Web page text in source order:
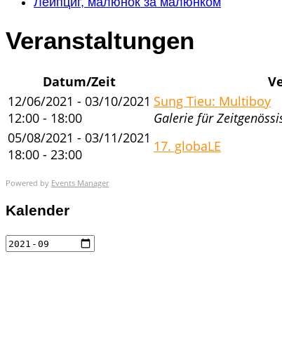
Veranstaltungen
Datum/Zeit
12/06/2021 - 03/10/2021
12:00 - 18:00
Sung Tieu: Multiboy
Galerie für
05/08/2021 - 03/11/2021
18:00 - 23:00
17. globaLE
Powered by Events Manager
Kalender